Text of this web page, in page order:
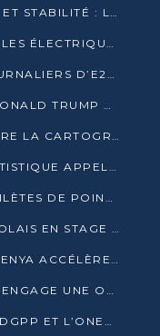
INFRASTRUCTURES, CROISSANCE ET STABILITÉ : LA GUINÉE AFFÛTE SES AMBITIONS
E2C CONDAMNE LE VOL DES CÂBLES ÉLECTRIQUES APRÈS UNE VIDÉO VIRALE
LA COLÈRE MONTE CHEZ LES JOURNALIERS D’E2C QUI DÉNONCENT 20 ANS DE PRÉCARITÉ
XI JINPING S’ENTRETIENT AVEC DONALD TRUMP À BEIJING
NUMÉRIQUE : LE CONGO ACCÉLÈRE LA CARTOGRAPHIE DE SES INFRASTRUCTURES DIGITALES
CEMAC : LES EXPERTS DE LA STATISTIQUE APPELLENT À RENFORCER LA SÉCURISATION DES DONNÉES
LA FÉCOTAE SENSIBILISE LES ATHLÈTES DE POINTE-NOIRE À L’HYGIÈNE ALIMENTA
SMIB 2026 : DIX ATHLÈTES CONGOLAIS EN STAGE AU KENYA
FONDS BLEU : LE CONGO ET LE KENYA ACCÉLÈRENT LA MOBILISATION DES FINANCEMENTS
DETTE PUBLIQUE : BRAZZAVILLE ENGAGE UNE OPÉRATION DE RACHAT DE 575 MILLIONS DE DOLLARS
GOUVERNANCE FINANCIÈRE : LA DGPP ET L’ONEC-C VERS UN PARTENARIAT POUR ASSAINIR LES ENTREPRISES PUBLIQUES